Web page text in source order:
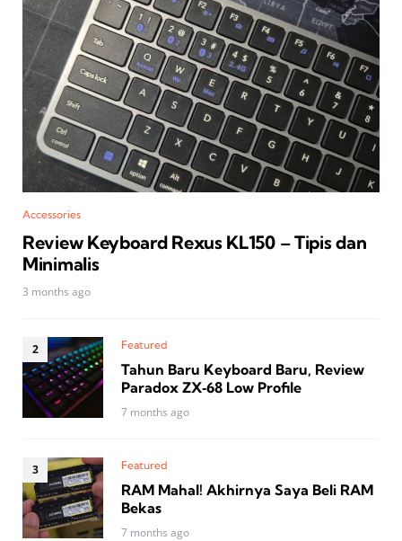
Accessories
Review Keyboard Rexus KL150 – Tipis dan
Minimalis
3 months ago
Featured
Tahun Baru Keyboard Baru, Review
Paradox ZX‑68 Low Profile
7 months ago
Featured
RAM Mahal! Akhirnya Saya Beli RAM
Bekas
7 months ago